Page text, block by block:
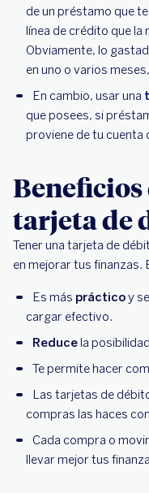
de un préstamo que
línea de crédito que la
Obviamente, lo
en uno o varios
En cambio, usar una
que posees, si
proviene de tu cuenta
tarjeta de
Tener una tarjeta de
en mejorar tus finanzas.
Es más prácticoy
cargar efectivo.
Reducela
Te permite hacer
Las tarjetas de
compras las haces
Cada compra o
llevar mejor tus